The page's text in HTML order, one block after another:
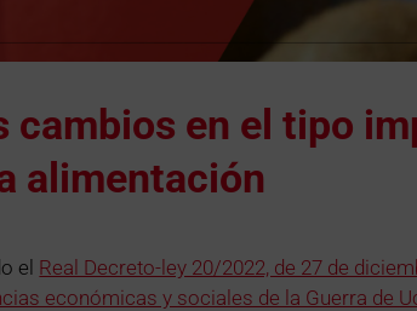
cambios en el tipo
alimentación
el Real Decreto-ley 20/2022, de 27 de
económicas y sociales de la Guerra de